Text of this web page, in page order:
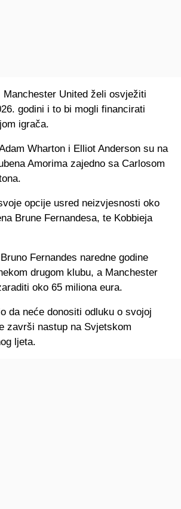
Manchester United želi osvježiti
godini i to bi mogli financirati
igrača.
Wharton i Elliot Anderson su na
Amorima zajedno sa Carlosom
opcije usred neizvjesnosti oko
Brune Fernandesa, te Kobbieja
Fernandes naredne godine
drugom klubu, a Manchester
oko 65 miliona eura.
da neće donositi odluku o svojoj
završi nastup na Svjetskom
ljeta.